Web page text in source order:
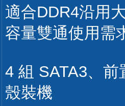
適合DDR4沿用
容量雙通使用需
4 組 SATA3、
殼裝機